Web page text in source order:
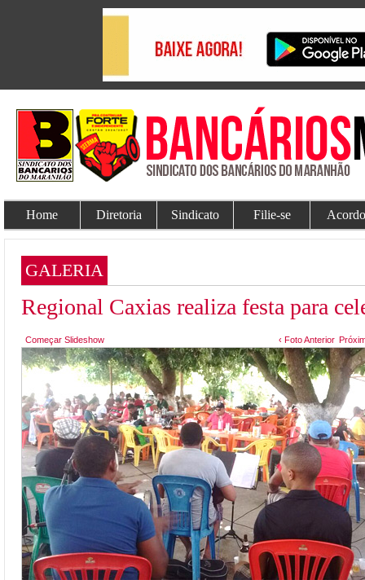
Home Diretoria Sindicato Filie-se
GALERIA
Regional Caxias realiza festa para
Começar Slideshow ‹ Foto Anterior